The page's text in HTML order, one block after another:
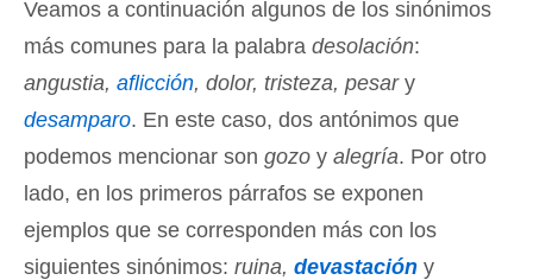
Veamos a continuación algunos de los sinónimos
más comunes para la palabra desolación:
angustia, aflicción, dolor, tristeza, pesary
desamparo. En este caso, dos antónimos que
podemos mencionar son gozo y alegría. Por otro
lado, en los primeros párrafos se exponen
ejemplos que se corresponden más con los
siguientes sinónimos: ruina, devastación y